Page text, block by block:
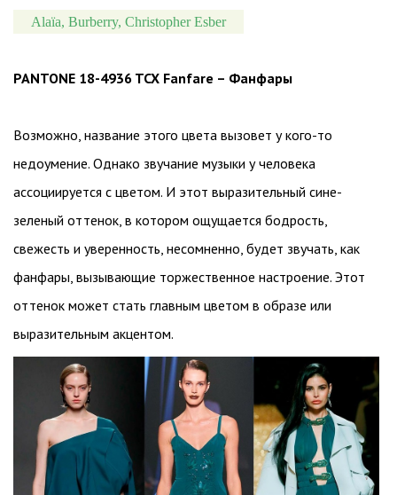
Alaïa, Burberry, Christopher Esber
PANTONE 18-4936 TCX Fanfare – Фанфары
Возможно, название этого цвета вызовет у кого-то
недоумение. Однако звучание музыки у человека
ассоциируется с цветом. И этот выразительный сине-
зеленый оттенок, в котором ощущается бодрость,
свежесть и уверенность, несомненно, будет звучать, как
фанфары, вызывающие торжественное настроение. Этот
оттенок может стать главным цветом в образе или
выразительным акцентом.